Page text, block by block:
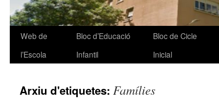
Vés
Web de
l’Escola
Bloc d’Educació
Infantil
Bloc de Cicle
Inicial
Arxiu d'etiquetes: Famílies